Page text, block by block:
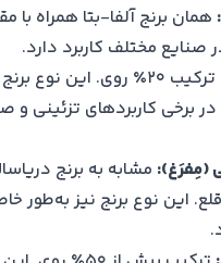
همان برنج آلفا-بتا همراه با
صنایع مختلف کاربرد دارد.
ترکیب ۲۰٪ روی. این نوع
در برخی کاربردهای تزئینی
(مِفرَغ):
و ۱٪ قلع. این نوع برنج نیز